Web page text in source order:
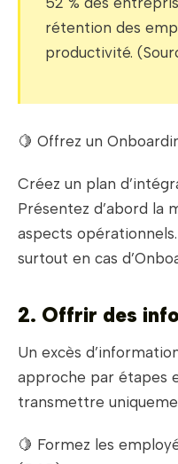
rétention des
productivité.
🍋 Offrez un
Créez un plan
Présentez d’abord la
aspects
surtout en cas
2. Offrir des
Un excès
approche par étapes
transmettre
🍋 Formez les